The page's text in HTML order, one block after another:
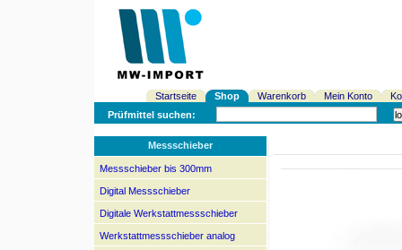
Startseite Shop Warenkorb Mein Konto
Prüfmittel suchen:
Messschieber
Messschieber bis 300mm
Digital Messschieber
Digitale Werkstattmessschieber
Werkstattmessschieber analog